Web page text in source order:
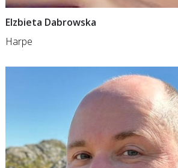
Elzbieta Dabrowska
Harpe